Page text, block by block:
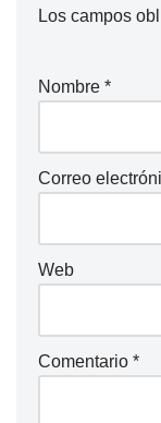
Los campos
Nombre *
Correo
Web
Comentario *